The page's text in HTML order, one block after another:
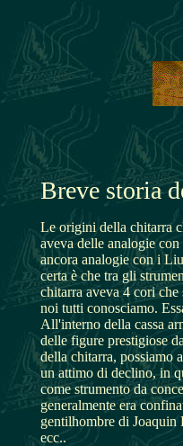
Breve storia
Le origini della chitarra
aveva delle analogie
ancora analogie con i
certa è che tra gli
chitarra aveva 4 cori
noi tutti conosciamo.
All'interno della cassa
delle figure prestigiose
della chitarra, possiamo
un attimo di declino, in
come strumento da
generalmente era
gentilhombre di
ecc..